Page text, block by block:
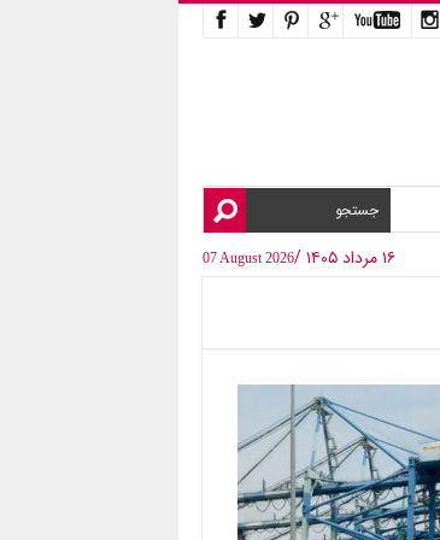
۱۶ مرداد ۱۴۰۵ /
07 August 2026